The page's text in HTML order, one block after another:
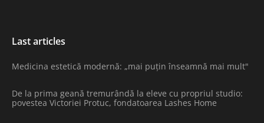
Last articles
Medicina estetică modernă: „mai puțin înseamnă mai mult"
De la prima geană tremurândă la eleve cu propriul studio:
povestea Victoriei Protuc, fondatoarea Lashes Home